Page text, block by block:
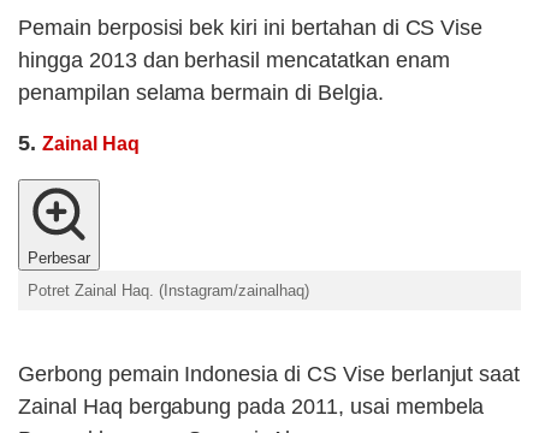
Pemain berposisi bek kiri ini bertahan di CS Vise
hingga 2013 dan berhasil mencatatkan enam
penampilan selama bermain di Belgia.
5. Zainal Haq
Perbesar
Potret Zainal Haq. (Instagram/zainalhaq)
Gerbong pemain Indonesia di CS Vise berlanjut saat
Zainal Haq bergabung pada 2011, usai membela